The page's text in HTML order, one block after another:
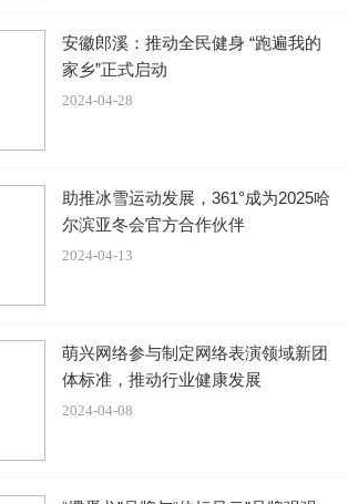
和想象力。
子名叫刘茜，是一名模特。她外形出众，
传了父母的高颜值，手长脚长，个子已长
在美国生活也是有原因的，很多年前，孙
国生活，自从父亲去世后，孙思瀚不忍母
安徽郎溪：推动全民健身 “跑遍我的
家乡”正式启动
2024-04-28
助推冰雪运动发展，361°成为2025哈
尔滨亚冬会官方合作伙伴
2024-04-13
萌兴网络参与制定网络表演领域新团
体标准，推动行业健康发展
2024-04-08